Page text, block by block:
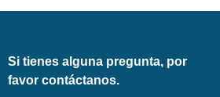
Si tienes alguna pregunta, por
favor contáctanos.